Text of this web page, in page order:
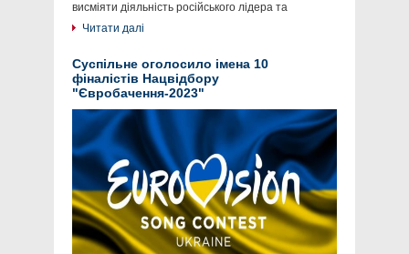
висміяти діяльність російського лідера та
Читати далі
Суспільне оголосило імена 10
фіналістів Нацвідбору
"Євробачення-2023"